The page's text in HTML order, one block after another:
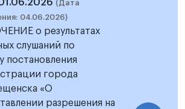
(Дата
04.06.2026)
о результатах
слушаний по
постановления
города
«О
разрешения на